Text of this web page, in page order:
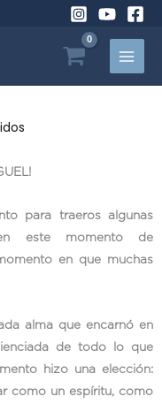
para traeros algunas
en este momento de
en que muchas
alma que encarnó en
de todo lo que
hizo una elección:
como un espíritu, como